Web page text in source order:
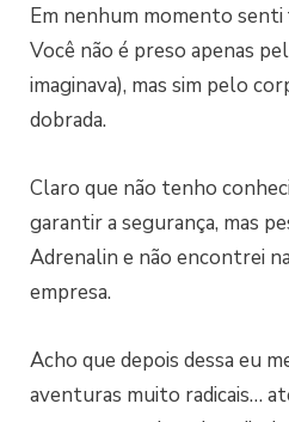
Em nenhum momento senti
Você não é preso apenas
imaginava), mas sim pelo
dobrada.
Claro que não tenho
garantir a segurança, mas
Adrenalin e não encontrei
empresa.
Acho que depois dessa eu
aventuras muito radicais…